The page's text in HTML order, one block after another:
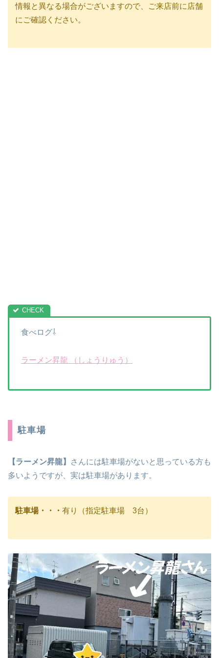
情報と異なる場合がございますので、ご来店前に店舗
にご確認ください。
食べログ⇩
ラーメン昇龍 （しょうりゅう）
駐車場
【ラーメン昇龍】
さんには駐車場がないと思っている方も
多いようですが、実は駐車場があります。
駐車場・・・ 有り（指定駐車場 3台）